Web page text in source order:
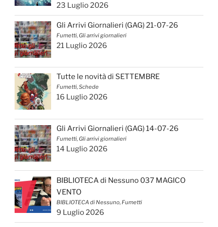
23 Luglio 2026
Gli Arrivi Giornalieri (GAG) 21-07-26
Fumetti, Gli arrivi giornalieri
21 Luglio 2026
Tutte le novità di SETTEMBRE
Fumetti, Schede
16 Luglio 2026
Gli Arrivi Giornalieri (GAG) 14-07-26
Fumetti, Gli arrivi giornalieri
14 Luglio 2026
BIBLIOTECA di Nessuno 037 MAGICO
VENTO
BIBLIOTECA di Nessuno, Fumetti
9 Luglio 2026